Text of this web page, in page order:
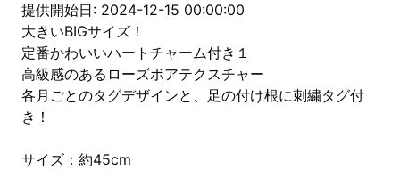
提供開始日: 2024-12-15 00:00:00
大きいBIGサイズ！
定番かわいいハートチャーム付き１
高級感のあるローズボアテクスチャー
各月ごとのタグデザインと、足の付け根に刺繍タグ付
き！
サイズ：約45cm